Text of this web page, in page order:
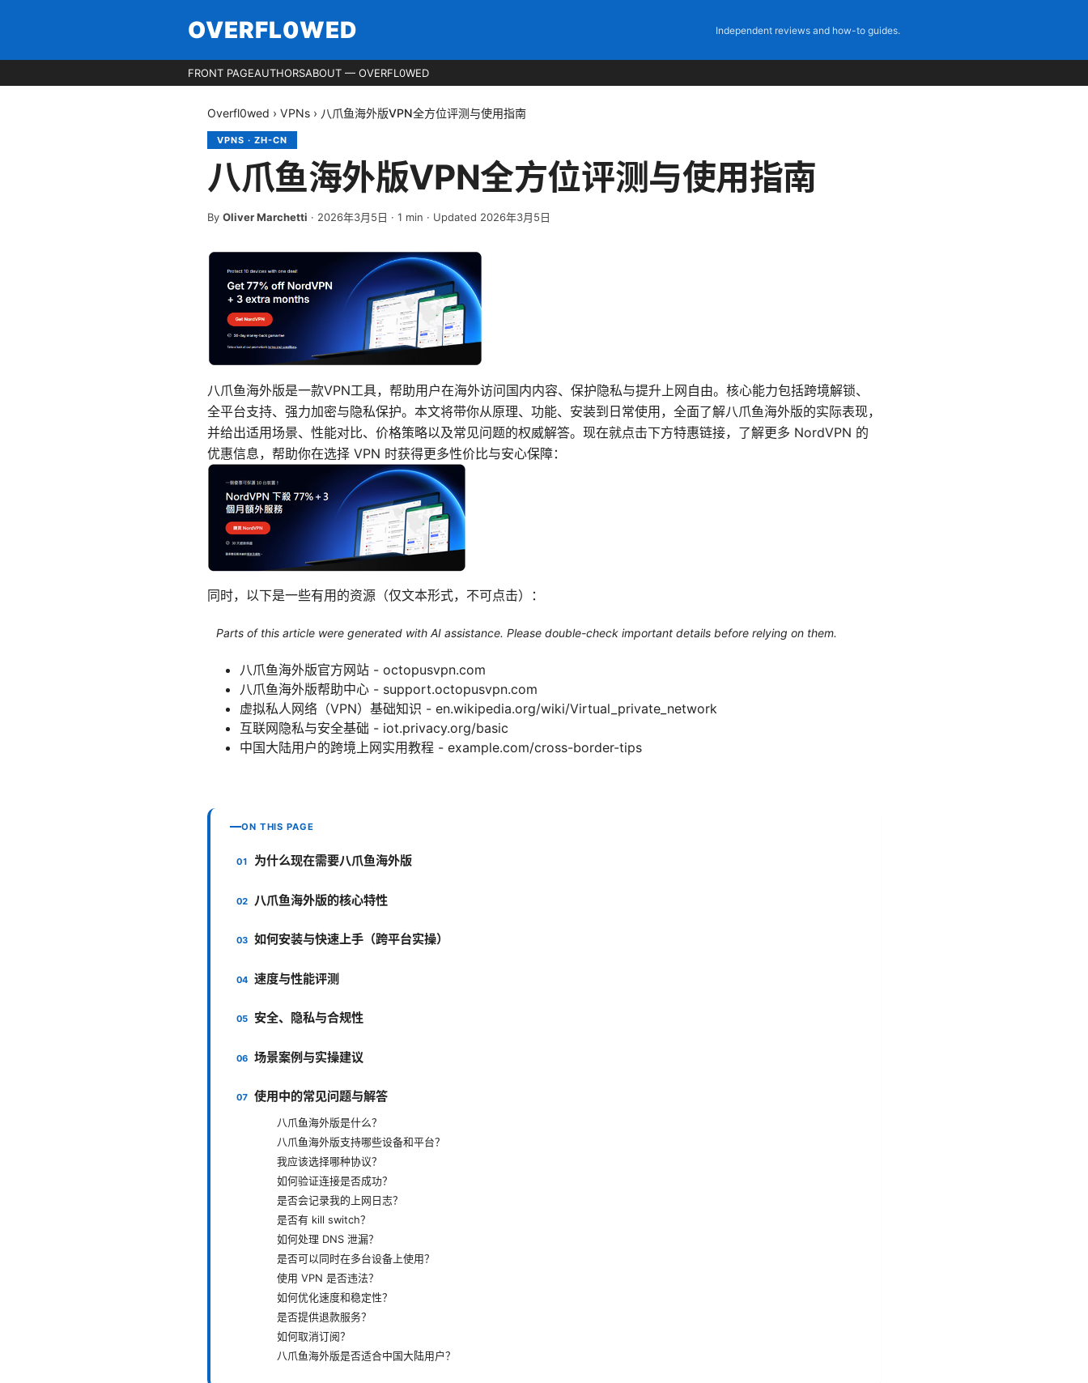
OVERFL0WED Independent reviews and how-to guides.
FRONT PAGEAUTHORSABOUT — OVERFL0WED
Overfl0wed › VPNs › 八爪鱼海外版VPN全方位评测与使用指南
VPNS · ZH-CN
八爪鱼海外版VPN全方位评测与使用指南
By Oliver Marchetti · 2026年3月5日 · 1 min · Updated 2026年3月5日
八爪鱼海外版是一款VPN工具，帮助用户在海外访问国内内容、保护隐私与提升上网自由。核心能力包括跨境解锁、
全平台支持、强力加密与隐私保护。本文将带你从原理、功能、安装到日常使用，全面了解八爪鱼海外版的实际表现，
并给出适用场景、性能对比、价格策略以及常见问题的权威解答。现在就点击下方特惠链接，了解更多 NordVPN 的
优惠信息，帮助你在选择 VPN 时获得更多性价比与安心保障：
同时，以下是一些有用的资源（仅文本形式，不可点击）：
Parts of this article were generated with AI assistance. Please double-check important details before relying on them.
八爪鱼海外版官方网站 - octopusvpn.com
八爪鱼海外版帮助中心 - support.octopusvpn.com
虚拟私人网络（VPN）基础知识 - en.wikipedia.org/wiki/Virtual_private_network
互联网隐私与安全基础 - iot.privacy.org/basic
中国大陆用户的跨境上网实用教程 - example.com/cross-border-tips
ON THIS PAGE
为什么现在需要八爪鱼海外版
八爪鱼海外版的核心特性
如何安装与快速上手（跨平台实操）
速度与性能评测
安全、隐私与合规性
场景案例与实操建议
使用中的常见问题与解答
八爪鱼海外版是什么？
八爪鱼海外版支持哪些设备和平台？
我应该选择哪种协议？
如何验证连接是否成功？
是否会记录我的上网日志？
是否有 kill switch？
如何处理 DNS 泄漏？
是否可以同时在多台设备上使用？
使用 VPN 是否违法？
如何优化速度和稳定性？
是否提供退款服务？
如何取消订阅？
八爪鱼海外版是否适合中国大陆用户？